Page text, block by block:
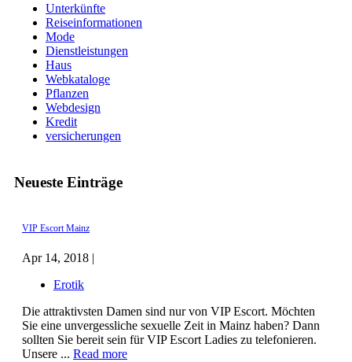
Unterkünfte
Reiseinformationen
Mode
Dienstleistungen
Haus
Webkataloge
Pflanzen
Webdesign
Kredit
versicherungen
Neueste Einträge
VIP Escort Mainz
Apr 14, 2018 |
Erotik
Die attraktivsten Damen sind nur von VIP Escort. Möchten
Sie eine unvergessliche sexuelle Zeit in Mainz haben? Dann
sollten Sie bereit sein für VIP Escort Ladies zu telefonieren.
Unsere ... Read more